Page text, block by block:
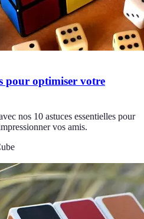
pour optimiser votre
nos 10 astuces essentielles pour
vos amis.